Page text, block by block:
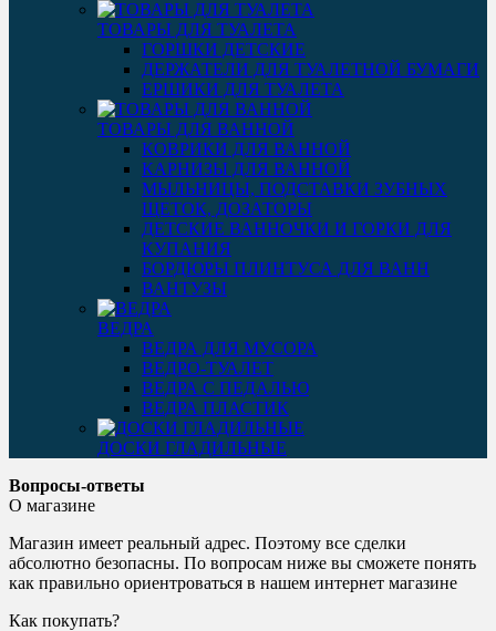
ТОВАРЫ ДЛЯ ТУАЛЕТА
ГОРШКИ ДЕТСКИЕ
ДЕРЖАТЕЛИ ДЛЯ ТУАЛЕТНОЙ БУМАГИ
ЕРШИКИ ДЛЯ ТУАЛЕТА
ТОВАРЫ ДЛЯ ВАННОЙ
КОВРИКИ ДЛЯ ВАННОЙ
КАРНИЗЫ ДЛЯ ВАННОЙ
МЫЛЬНИЦЫ, ПОДСТАВКИ ЗУБНЫХ
ЩЕТОК, ДОЗАТОРЫ
ДЕТСКИЕ ВАННОЧКИ И ГОРКИ ДЛЯ
КУПАНИЯ
БОРДЮРЫ ПЛИНТУСА ДЛЯ ВАНН
ВАНТУЗЫ
ВЕДРА
ВЕДРА ДЛЯ МУСОРА
ВЕДРО-ТУАЛЕТ
ВЕДРА С ПЕДАЛЬЮ
ВЕДРА ПЛАСТИК
ДОСКИ ГЛАДИЛЬНЫЕ
Вопросы-ответы
О магазине
Магазин имеет реальный адрес. Поэтому все сделки
абсолютно безопасны. По вопросам ниже вы сможете понять
как правильно ориентроваться в нашем интернет магазине
Как покупать?